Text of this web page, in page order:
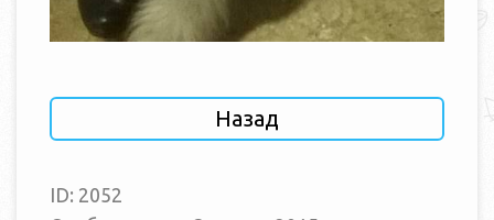
Назад
ID: 2052